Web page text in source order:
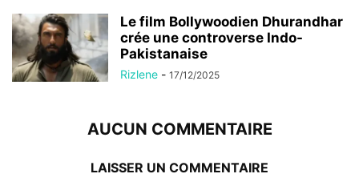
Le film Bollywoodien Dhurandhar
crée une controverse Indo-
Pakistanaise
Rizlene - 17/12/2025
AUCUN COMMENTAIRE
LAISSER UN COMMENTAIRE